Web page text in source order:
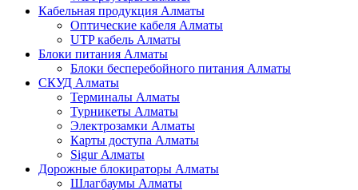
Кабельная продукция Алматы
Оптические кабеля Алматы
UTP кабель Алматы
Блоки питания Алматы
Блоки бесперебойного питания Алматы
СКУД Алматы
Терминалы Алматы
Турникеты Алматы
Электрозамки Алматы
Карты доступа Алматы
Sigur Алматы
Дорожные блокираторы Алматы
Шлагбаумы Алматы